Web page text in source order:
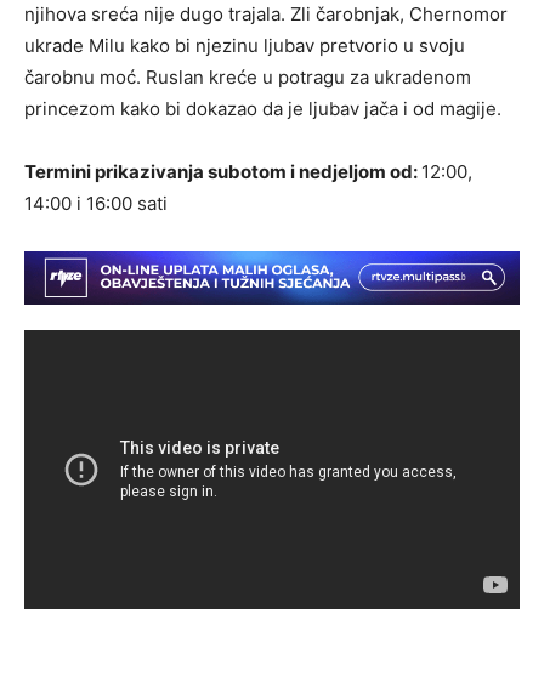
njihova sreća nije dugo trajala. Zli čarobnjak, Chernomor
ukrade Milu kako bi njezinu ljubav pretvorio u svoju
čarobnu moć. Ruslan kreće u potragu za ukradenom
princezom kako bi dokazao da je ljubav jača i od magije.
Termini prikazivanja subotom i nedjeljom od: 12:00,
14:00 i 16:00 sati